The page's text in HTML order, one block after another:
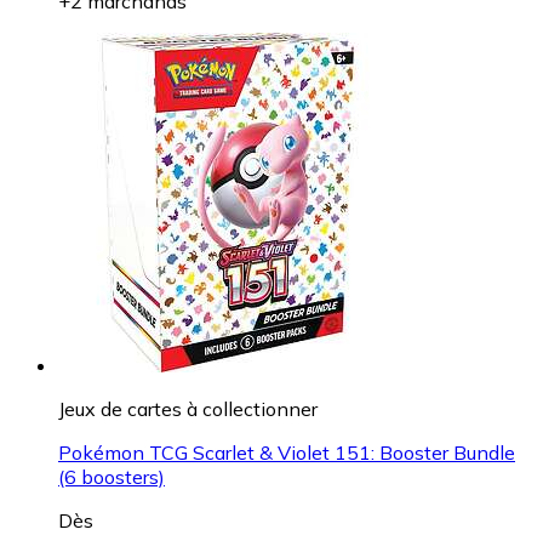
Jeux de cartes à collectionner
Pokémon TCG Scarlet & Violet 151: Booster Bundle
(6 boosters)
Dès